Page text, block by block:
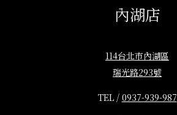
內湖店
114台北市內湖區
瑞光路293號
TEL / 0937-939-987